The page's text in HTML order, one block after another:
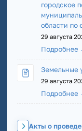
городское
области по
29 августа
Подробнее
Земельные
29 августа
Подробнее
Акты о